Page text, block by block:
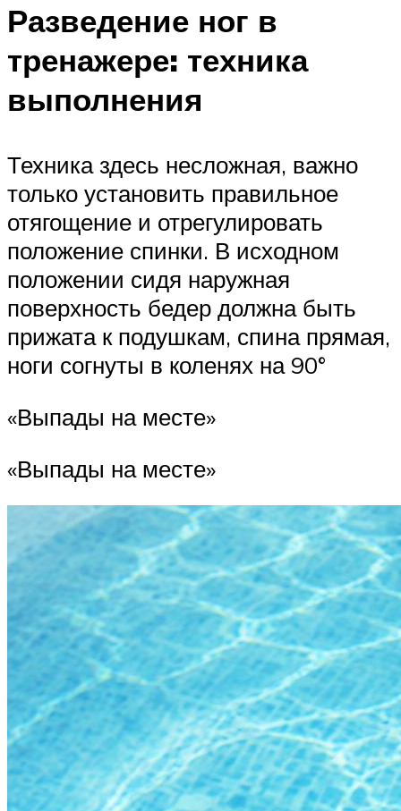
Разведение ног в
тренажере: техника
выполнения
Техника здесь несложная, важно
только установить правильное
отягощение и отрегулировать
положение спинки. В исходном
положении сидя наружная
поверхность бедер должна быть
прижата к подушкам, спина прямая,
ноги согнуты в коленях на 90°
«Выпады на месте»
«Выпады на месте»